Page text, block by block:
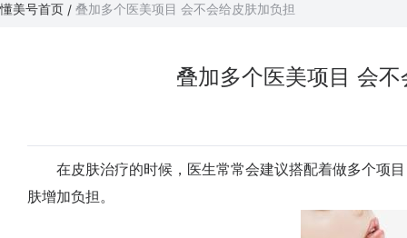
懂美号首页 / 叠加多个医美项目 会不会给皮肤加负担
叠加多个医美项目 会
在皮肤治疗的时候，医生常常会建议搭配着做多个项目
肤增加负担。